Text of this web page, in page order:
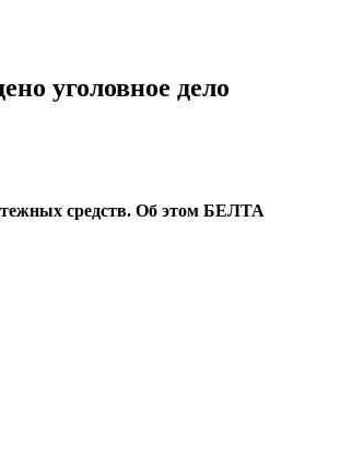
уголовное дело
средств. Об этом БЕЛТА